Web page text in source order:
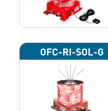
OFC-RI-SOL-G